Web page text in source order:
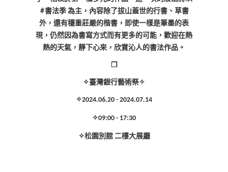
#書法季 為主，內容除了拔山蓋世的行書、草書
外，還有穩重莊嚴的楷書，即使一樣是筆墨的表
現，仍然因為書寫方式而有更多的可能，歡迎在熱
熱的天氣，靜下心來，欣賞沁人的書法作品。
❒
✧臺灣銀行藝術祭✧
✧2024.06.20 - 2024.07.14
✧09:00 - 17:30
✧松園別館 二樓大展廳